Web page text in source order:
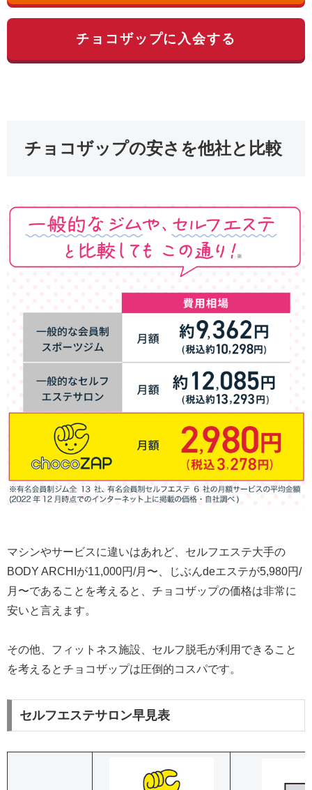
チョコザップに入会する
チョコザップの安さを他社と比較
マシンやサービスに違いはあれど、セルフエステ大手の
BODY ARCHIが11,000円/月〜、じぶんdeエステが5,980円/
月〜であることを考えると、チョコザップの価格は非常に
安いと言えます。
その他、フィットネス施設、セルフ脱毛が利用できること
を考えるとチョコザップは圧倒的コスパです。
セルフエステサロン早見表